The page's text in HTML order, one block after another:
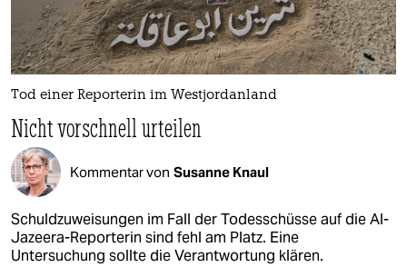
Tod einer Reporterin im Westjordanland
Nicht vorschnell urteilen
Kommentar von Susanne Knaul
Schuldzuweisungen im Fall der Todesschüsse auf die Al-
Jazeera-Reporterin sind fehl am Platz. Eine
Untersuchung sollte die Verantwortung klären.